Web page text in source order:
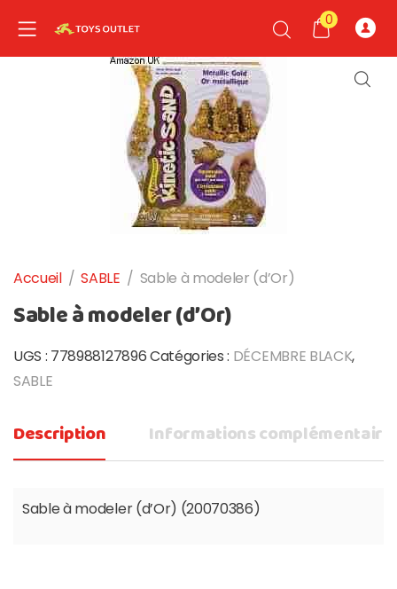
0
Accueil / SABLE / Sable à modeler (d’Or)
Sable à modeler (d’Or)
UGS : 778988127896Catégories : DÉCEMBRE BLACK,
SABLE
Description Informations
Sable à modeler (d’Or) (20070386)